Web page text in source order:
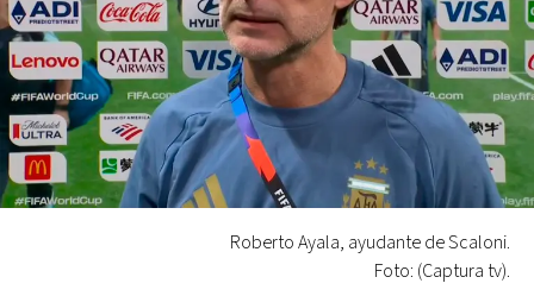
Roberto Ayala, ayudante de Scaloni.
Foto: (Captura tv).